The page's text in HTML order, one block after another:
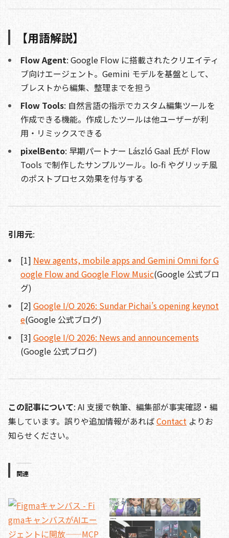
【用語解説】
Flow Agent: Google Flow に搭載されたクリエイティ
ブ向けエージェント。Gemini モデルを基盤として、
ブレストから編集、整理までを担う
Flow Tools: 自然言語の指示でカスタム編集ツールを
作成できる機能。作成したツールは他ユーザーが利
用・リミックスできる
pixelBento: 早期パートナー László Gaal 氏が Flow
Tools で制作したサンプルツール。lo-fi やグリッチ風
のポストプロセス効果を付与する
引用元:
[1] New agents, mobile apps and Gemini Omni for G
oogle Flow and Google Flow Music(Google 公式ブロ
グ)
[2] Google I/O 2026: Sundar Pichai’s opening keynot
e(Google 公式ブログ)
[3] Google I/O 2026: News and announcements
(Google 公式ブログ)
この記事について: AI 支援で執筆、編集部が事実確認・編
集しています。誤りや追加情報があればContact よりお
知らせください。
関連